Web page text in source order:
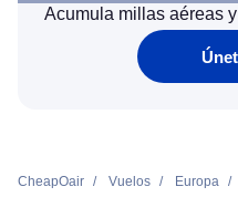
Acumula millas aéreas
CheapOair Vuelos Europa